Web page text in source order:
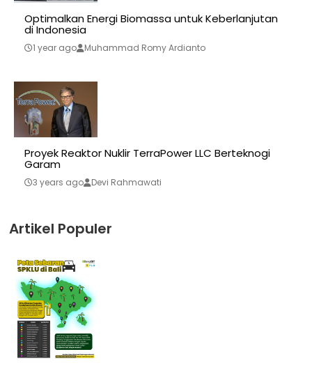
Optimalkan Energi Biomassa untuk Keberlanjutan
di Indonesia
1 year ago Muhammad Romy Ardianto
Proyek Reaktor Nuklir TerraPower LLC Berteknogi
Garam
3 years ago Devi Rahmawati
Artikel Populer